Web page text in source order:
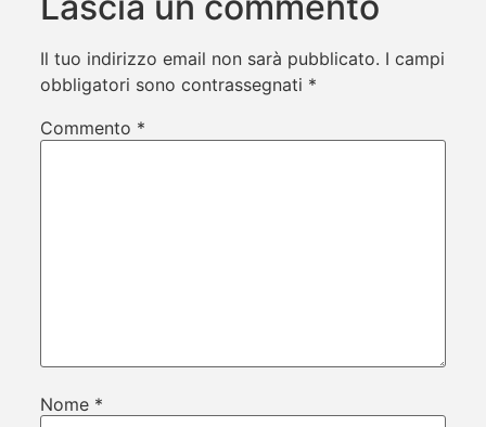
Il tuo indirizzo email non sarà pubblicato. I campi
obbligatori sono contrassegnati *
Commento *
Nome *